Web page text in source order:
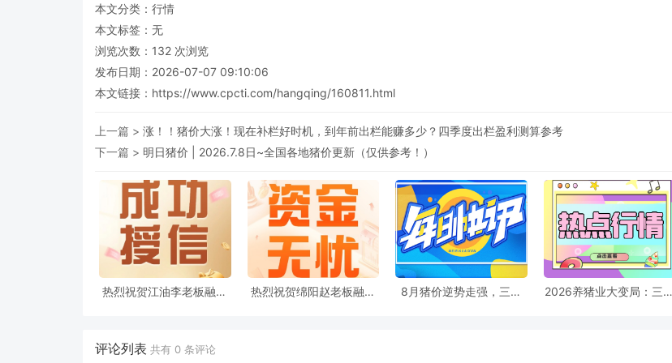
本文分类： 行情
本文标签：无
浏览次数： 132 次浏览
发布日期：2026-07-07 09:10:06
本文链接： https://www.cpcti.com/hangqing/160811.html
上一篇 > 涨！！猪价大涨！现在补栏好时机，到年前出栏能赚多少？四季度出栏盈利测算参考
下一篇 > 明日猪价 | 2026.7.8日~全国各地猪价更新（仅供参考！）
热烈祝贺江油李老板融资
热烈祝贺绵阳赵老板融资
8月猪价逆势走强，三大
2026养猪业大变局：三大
评论列表 共有 0 条评论